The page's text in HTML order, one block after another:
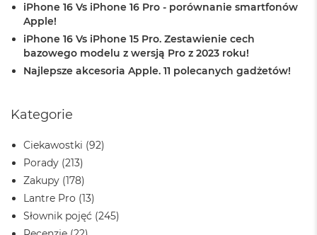
s
k
u
a
o
k
N
e
o
2
5
6
G
iPhone 16 Vs iPhone 16 Pro - porównanie smartfonów
Apple!
iPhone 16 Vs iPhone 15 Pro. Zestawienie cech
bazowego modelu z wersją Pro z 2023 roku!
Najlepsze akcesoria Apple. 11 polecanych gadżetów!
Kategorie
Ciekawostki (92)
Porady (213)
Zakupy (178)
Lantre Pro (13)
Słownik pojęć (245)